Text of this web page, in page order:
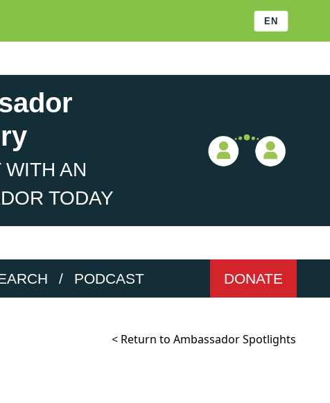
EN
AN
TODAY
/ PODCAST DONATE
< Return to Ambassador Spotlights